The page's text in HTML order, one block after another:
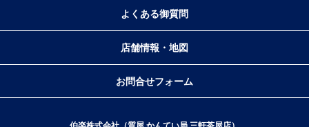
よくある御質問
店舗情報・地図
お問合せフォーム